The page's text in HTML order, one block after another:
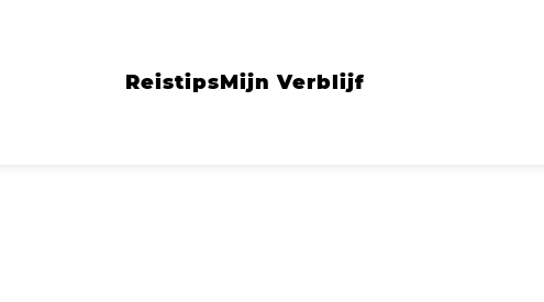
ReistipsMijn Verblijf